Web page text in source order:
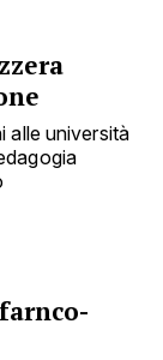
alle università